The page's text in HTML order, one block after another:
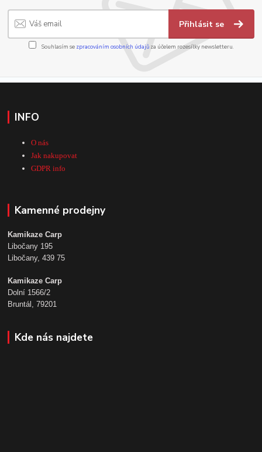
Přihlásit se
Souhlasím se zpracováním osobních údajůza účelem rozesílky newsletteru.
INFO
O nás
Jak nakupovat
GDPR info
Kamenné prodejny
Kamikaze Carp
Libočany 195
Libočany, 439 75
Kamikaze Carp
Dolní 1566/2
Bruntál, 79201
Kde nás najdete